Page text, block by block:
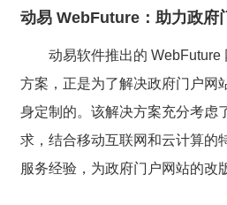
动易 WebFuture：助力政府
动易软件推出的 WebFuture
方案，正是为了解决政府门户网
身定制的。该解决方案充分考虑
求，结合移动互联网和云计算的
服务经验，为政府门户网站的改